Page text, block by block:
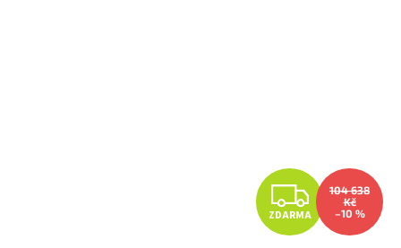
Z
D
ZDARMA
104 638
Kč
–10 %